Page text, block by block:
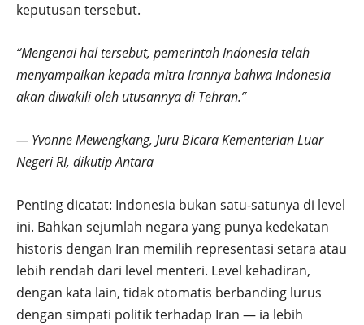
keputusan tersebut.
“Mengenai hal tersebut, pemerintah Indonesia telah
menyampaikan kepada mitra Irannya bahwa Indonesia
akan diwakili oleh utusannya di Tehran.”
— Yvonne Mewengkang, Juru Bicara Kementerian Luar
Negeri RI, dikutip Antara
Penting dicatat: Indonesia bukan satu-satunya di level
ini. Bahkan sejumlah negara yang punya kedekatan
historis dengan Iran memilih representasi setara atau
lebih rendah dari level menteri. Level kehadiran,
dengan kata lain, tidak otomatis berbanding lurus
dengan simpati politik terhadap Iran — ia lebih